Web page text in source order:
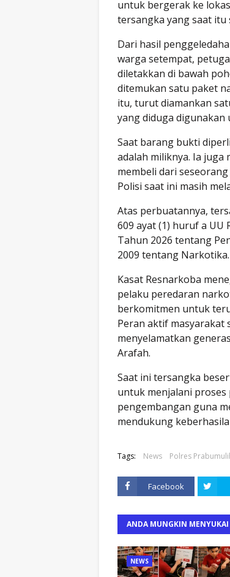
untuk bergerak ke
tersangka yang saat itu
Dari hasil
warga setempat,
diletakkan di bawah
ditemukan satu paket
itu, turut diamankan
yang diduga
Saat barang bukti
adalah miliknya. Ia
membeli dari
Polisi saat ini masih
Atas perbuatannya,
609 ayat (1) huruf a UU
Tahun 2026 tentang
2009 tentang Narkotika.
Kasat Resnarkoba
pelaku peredaran
berkomitmen untuk
Peran aktif masyarakat
menyelamatkan
Arafah.
Saat ini tersangka
untuk menjalani
pengembangan guna
mendukung
Tags: News Polres
Facebook
ANDA MUNGKIN
NEWS